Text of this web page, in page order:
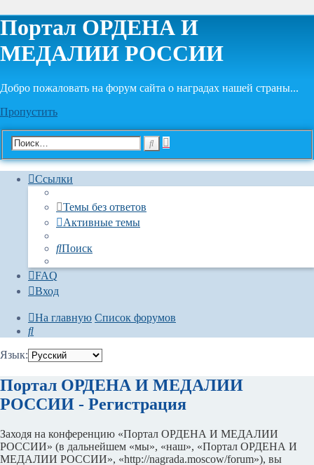
Портал ОРДЕНА И
МЕДАЛИИ РОССИИ
Добро пожаловать на форум сайта о наградах нашей страны...
Пропустить
Расширенный
Ссылки
Темы без ответов
Активные темы
Поиск
FAQ
Вход
На главную Список форумов
Поиск
Язык:
Портал ОРДЕНА И МЕДАЛИИ
РОССИИ - Регистрация
Заходя на конференцию «Портал ОРДЕНА И МЕДАЛИИ
РОССИИ» (в дальнейшем «мы», «наш», «Портал ОРДЕНА И
МЕДАЛИИ РОССИИ», «http://nagrada.moscow/forum»), вы